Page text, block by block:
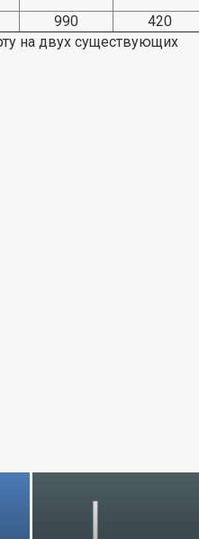
990
420
на двух существующих